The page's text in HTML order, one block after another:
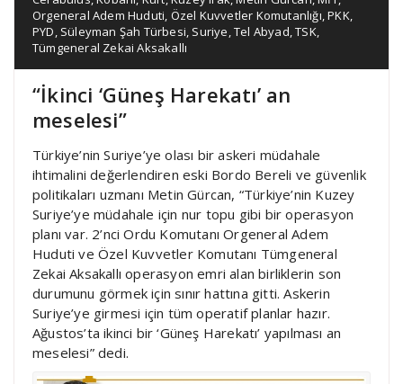
Orgeneral Adem Huduti, Özel Kuvvetler Komutanlığı,PKK,
PYD, Süleyman Şah Türbesi, Suriye,Tel Abyad,TSK,
Tümgeneral Zekai Aksakallı
“İkinci ‘Güneş Harekatı’ an
meselesi”
Türkiye’nin Suriye’ye olası bir askeri müdahale
ihtimalini değerlendiren eski Bordo Bereli ve güvenlik
politikaları uzmanı Metin Gürcan, “Türkiye’nin Kuzey
Suriye’ye müdahale için nur topu gibi bir operasyon
planı var. 2’nci Ordu Komutanı Orgeneral Adem
Huduti ve Özel Kuvvetler Komutanı Tümgeneral
Zekai Aksakallı operasyon emri alan birliklerin son
durumunu görmek için sınır hattına gitti. Askerin
Suriye’ye girmesi için tüm operatif planlar hazır.
Ağustos’ta ikinci bir ‘Güneş Harekatı’ yapılması an
meselesi” dedi.